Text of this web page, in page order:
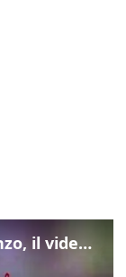
Frana lambisce le case di Auronzo, il video dall'elicottero dei vigili del fuoco